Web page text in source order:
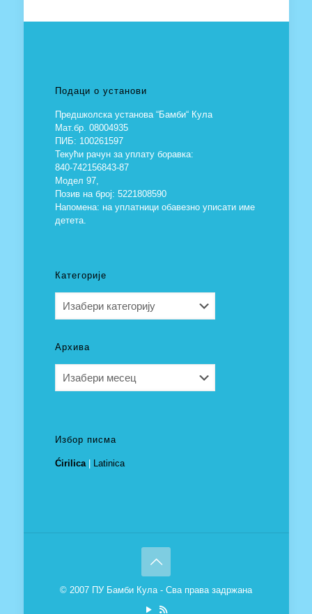
Подаци о установи
Предшколска установа “Бамби“ Кула
Мат.бр. 08004935
ПИБ: 100261597
Текући рачун за уплату боравка:
840-742156843-87
Модел 97,
Позив на број: 5221808590
Напомена: на уплатници обавезно уписати име
детета.
Категорије
Архива
Избор писма
Ćirilica| Latinica
© 2007 ПУ Бамби Кула - Сва права задржана